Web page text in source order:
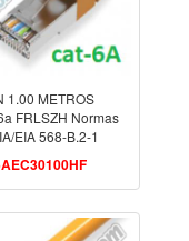
1.00 METROS
FRLSZH Normas
EIA 568-B.2-1